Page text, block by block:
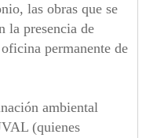
las obras que se
la presencia de
permanente de
ambiental
(quienes